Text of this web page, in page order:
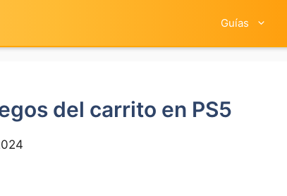
Guías
del carrito en PS5